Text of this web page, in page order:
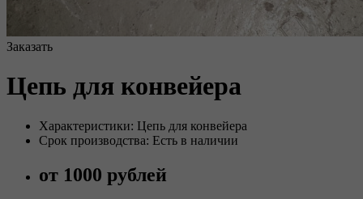
Заказать
Цепь для конвейера
Характеристики: Цепь для конвейера
Срок производства: Есть в наличии
от 1000 рублей